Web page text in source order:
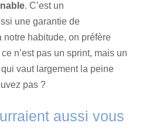
. C’est un
une garantie de
notre habitude, on préfère
n’est pas un sprint, mais un
vaut largement la peine
pas ?
aussi vous